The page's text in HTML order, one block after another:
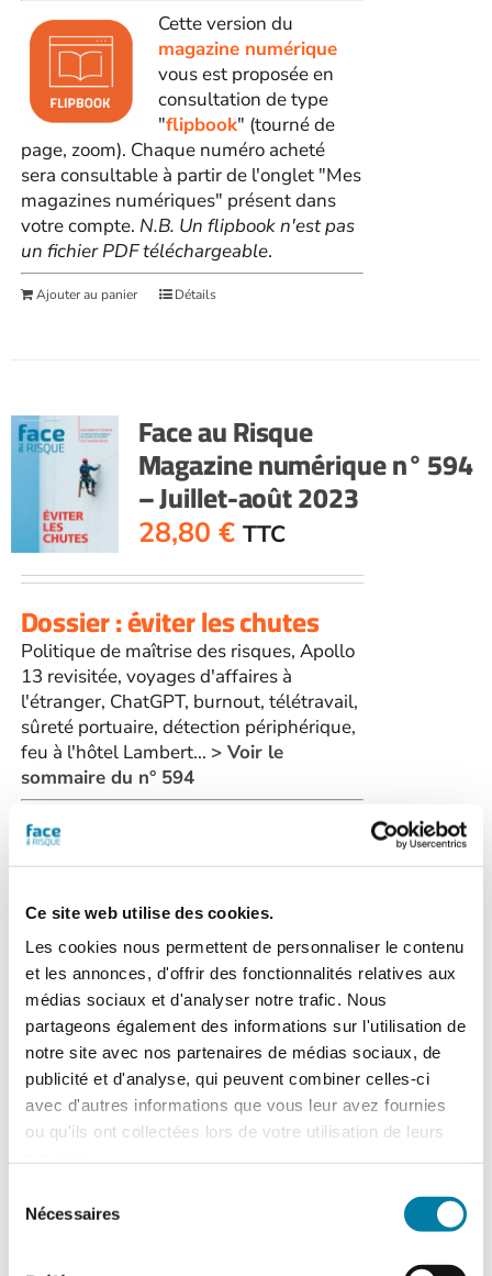
Ce site web utilise des cookies.
Les cookies nous permettent de personnaliser le contenu
et les annonces, d'offrir des fonctionnalités relatives aux
médias sociaux et d'analyser notre trafic. Nous
partageons également des informations sur l'utilisation de
notre site avec nos partenaires de médias sociaux, de
publicité et d'analyse, qui peuvent combiner celles-ci
avec d'autres informations que vous leur avez fournies
ou qu'ils ont collectées lors de votre utilisation de leurs
Nécessaires
Cette version du
magazine numérique
vous est proposée en
consultation de type
"flipbook" (tourné de
page, zoom). Chaque numéro acheté
sera consultable à partir de l'onglet "Mes
magazines numériques" présent dans
votre compte. N.B. Un flipbook n'est pas
un fichier PDF téléchargeable.
Ajouter au panier Détails
Face au Risque
Magazine numérique n° 594
– Juillet-août 2023
28,80 € TTC
Dossier : éviter les chutes
Politique de maîtrise des risques, Apollo
13 revisitée, voyages d'affaires à
l'étranger, ChatGPT, burnout, télétravail,
sûreté portuaire, détection périphérique,
feu à l'hôtel Lambert... > Voir le
sommaire du n° 594
vous est proposée en
"flipbook" (tourné de
page, zoom). Chaque numéro acheté
sera consultable à partir de l'onglet "Mes
magazines numériques" présent dans
votre compte.N.B. Un flipbook n'est pas
un fichier PDF téléchargeable .
Magazine numérique n° 595